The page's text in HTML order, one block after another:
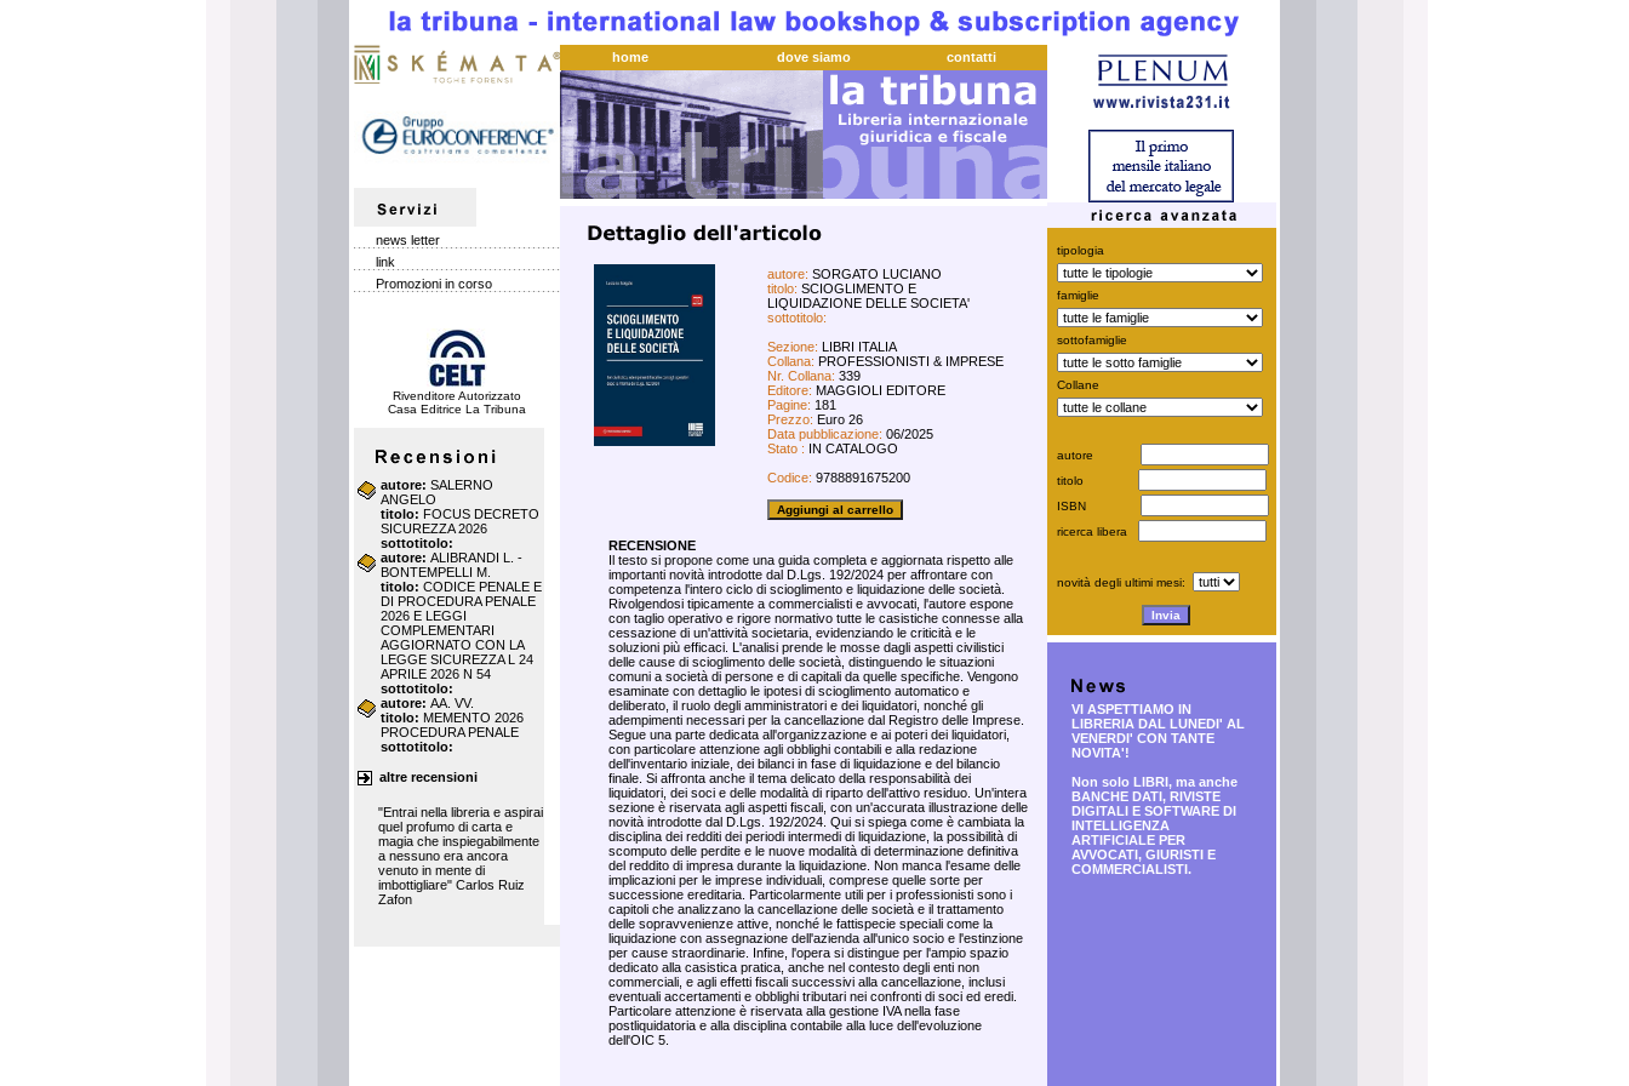
news letter
link
Promozioni in corso
Rivenditore Autorizzato
Casa Editrice La Tribuna
autore: SALERNO
ANGELO
titolo: FOCUS DECRETO
SICUREZZA 2026
sottotitolo:
autore: ALIBRANDI L. -
BONTEMPELLI M.
titolo: CODICE PENALE E
DI PROCEDURA PENALE
2026 E LEGGI
COMPLEMENTARI
AGGIORNATO CON LA
LEGGE SICUREZZA L 24
APRILE 2026 N 54
sottotitolo:
autore: AA. VV.
titolo: MEMENTO 2026
PROCEDURA PENALE
sottotitolo:
altre recensioni
"Entrai nella libreria e aspirai
quel profumo di carta e
magia che inspiegabilmente
a nessuno era ancora
venuto in mente di
imbottigliare" Carlos Ruiz
Zafon
home dove siamo contatti
autore: SORGATO LUCIANO
titolo: SCIOGLIMENTO E
LIQUIDAZIONE DELLE SOCIETA'
sottotitolo:
Sezione: LIBRI ITALIA
Collana: PROFESSIONISTI & IMPRESE
Nr. Collana: 339
Editore: MAGGIOLI EDITORE
Pagine: 181
Prezzo: Euro 26
Data pubblicazione: 06/2025
Stato : IN CATALOGO
Codice: 9788891675200
RECENSIONE
Il testo si propone come una guida completa e aggiornata rispetto alle
importanti novità introdotte dal D.Lgs. 192/2024 per affrontare con
competenza l'intero ciclo di scioglimento e liquidazione delle società.
Rivolgendosi tipicamente a commercialisti e avvocati, l'autore espone
con taglio operativo e rigore normativo tutte le casistiche connesse alla
cessazione di un'attività societaria, evidenziando le criticità e le
soluzioni più efficaci. L'analisi prende le mosse dagli aspetti civilistici
delle cause di scioglimento delle società, distinguendo le situazioni
comuni a società di persone e di capitali da quelle specifiche. Vengono
esaminate con dettaglio le ipotesi di scioglimento automatico e
deliberato, il ruolo degli amministratori e dei liquidatori, nonché gli
adempimenti necessari per la cancellazione dal Registro delle Imprese.
Segue una parte dedicata all'organizzazione e ai poteri dei liquidatori,
con particolare attenzione agli obblighi contabili e alla redazione
dell'inventario iniziale, dei bilanci in fase di liquidazione e del bilancio
finale. Si affronta anche il tema delicato della responsabilità dei
liquidatori, dei soci e delle modalità di riparto dell'attivo residuo. Un'intera
sezione è riservata agli aspetti fiscali, con un'accurata illustrazione delle
novità introdotte dal D.Lgs. 192/2024. Qui si spiega come è cambiata la
disciplina dei redditi dei periodi intermedi di liquidazione, la possibilità di
scomputo delle perdite e le nuove modalità di determinazione definitiva
del reddito di impresa durante la liquidazione. Non manca l'esame delle
implicazioni per le imprese individuali, comprese quelle sorte per
successione ereditaria. Particolarmente utili per i professionisti sono i
capitoli che analizzano la cancellazione delle società e il trattamento
delle sopravvenienze attive, nonché le fattispecie speciali come la
liquidazione con assegnazione dell'azienda all'unico socio e l'estinzione
per cause straordinarie. Infine, l'opera si distingue per l'ampio spazio
dedicato alla casistica pratica, anche nel contesto degli enti non
commerciali, e agli effetti fiscali successivi alla cancellazione, inclusi
eventuali accertamenti e obblighi tributari nei confronti di soci ed eredi.
Particolare attenzione è riservata alla gestione IVA nella fase
postliquidatoria e alla disciplina contabile alla luce dell'evoluzione
dell'OIC 5.
tipologia
famiglie
sottofamiglie
Collane
autore
titolo
ISBN
ricerca libera
novità degli ultimi mesi:
VI ASPETTIAMO IN
LIBRERIA DAL LUNEDI' AL
VENERDI' CON TANTE
NOVITA'!
Non solo LIBRI, ma anche
BANCHE DATI, RIVISTE
DIGITALI E SOFTWARE DI
INTELLIGENZA
ARTIFICIALE PER
AVVOCATI, GIURISTI E
COMMERCIALISTI.